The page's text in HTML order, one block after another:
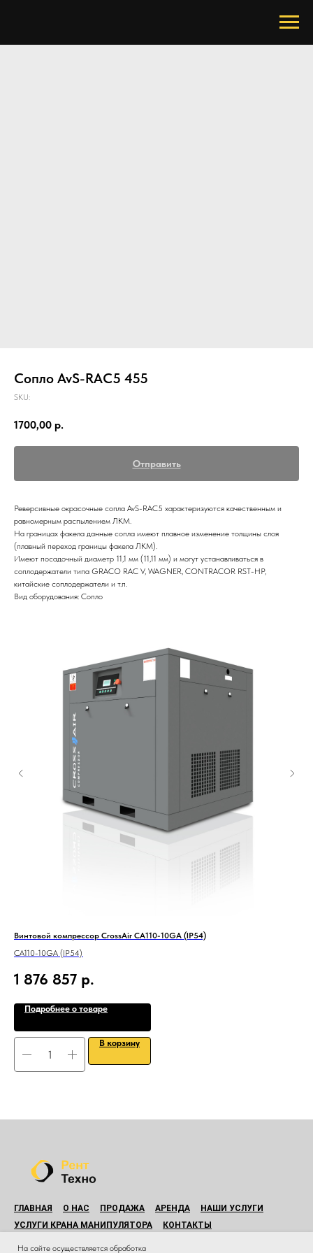
Сопло AvS-RAC5 455
SKU:
1700,00 р.
Отправить
Реверсивные окрасочные сопла AvS-RAC5 характеризуются качественным и
равномерным распылением ЛКМ.
На границах факела данные сопла имеют плавное изменение толщины слоя
(плавный переход границы факела ЛКМ).
Имеют посадочный диаметр 11,1 мм (11,11 мм) и могут устанавливаться в
соплодержатели типа GRACO RAC V, WAGNER, CONTRACOR RST-HP,
китайские соплодержатели и т.п.
Вид оборудования: Сопло
Винтовой компрессор CrossAir CA110-10GA (IP54)
CA110-10GA (IP54)
1 876 857 р.
Подробнее о товаре
В корзину
ГЛАВНАЯ О НАС ПРОДАЖА АРЕНДА
НАШИ УСЛУГИ
УСЛУГИ КРАНА МАНИПУЛЯТОРА
КОНТАКТЫ
© Все права защищены.
На сайте осуществляется обработка